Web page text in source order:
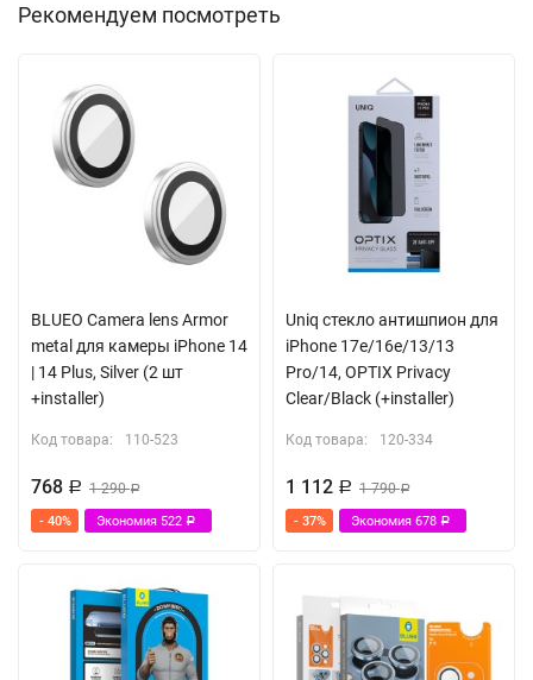
Толщина: 0.25 мм
Высокая чувствительность
Олеофобное покрытие, не оставляет отпечатков
Алюминиевая кромка
Рекомендуем посмотреть
BLUEO Camera lens Armor
metal для камеры iPhone 14
| 14 Plus, Silver (2 шт
+installer)
Код товара: 110-523
768 Р 1 290Р
- 40% Экономия 522 Р
Uniq стекло антишпион для
iPhone 17e/16e/13/13
Pro/14, OPTIX Privacy
Clear/Black (+installer)
Код товара: 120-334
1 112 Р 1 790Р
- 37% Экономия 678 Р